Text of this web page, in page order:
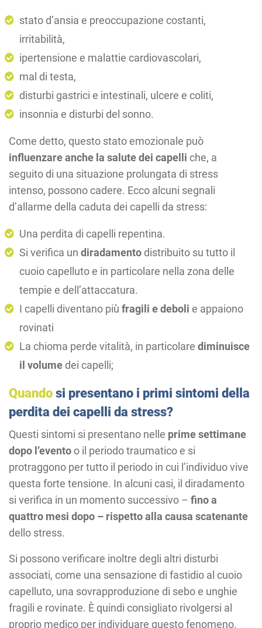
stato d’ansia e preoccupazione costanti,
irritabilità,
ipertensione e malattie cardiovascolari,
mal di testa,
disturbi gastrici e intestinali, ulcere e coliti,
insonnia e disturbi del sonno.
Come detto, questo stato emozionale può
influenzare anche la salute dei capelli che, a
seguito di una situazione prolungata di stress
intenso, possono cadere. Ecco alcuni segnali
d’allarme della caduta dei capelli da stress:
Una perdita di capelli repentina.
Si verifica un diradamento distribuito su tutto il
cuoio capelluto e in particolare nella zona delle
tempie e dell’attaccatura.
I capelli diventano più fragili e deboli e appaiono
rovinati
La chioma perde vitalità, in particolare diminuisce
il volume dei capelli;
Quando si presentano i primi sintomi della
perdita dei capelli da stress?
Questi sintomi si presentano nelle prime settimane
dopo l’eventoo il periodo traumatico e si
protraggono per tutto il periodo in cui l’individuo vive
questa forte tensione. In alcuni casi, il diradamento
si verifica in un momento successivo – fino a
quattro mesi dopo – rispetto alla causa scatenante
dello stress.
Si possono verificare inoltre degli altri disturbi
associati, come una sensazione di fastidio al cuoio
capelluto, una sovrapproduzione di sebo e unghie
fragili e rovinate. È quindi consigliato rivolgersi al
proprio medico per individuare questo fenomeno.